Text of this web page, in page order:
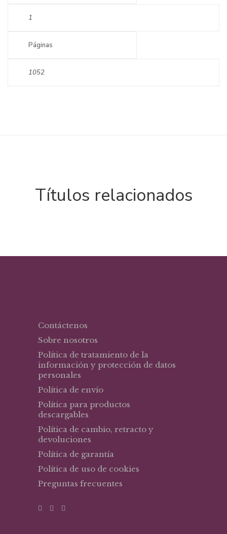
1
Páginas
1052
Títulos relacionados
Contáctenos
Sobre nosotros
Política de tratamiento de la
información y protección de datos
personales
Política de envío
Política para productos
descargables
Política de cambio, retracto y
devoluciones
Política de garantía
Política de uso de cookies
Preguntas frecuentes